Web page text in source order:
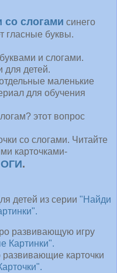
со слогами синего
гласные буквы.
и слогами.
для детей.
маленькие
для обучения
этот вопрос
со слогами. Читайте
карточками-
.
детей из серии "Найди
развивающую игру
Картинки".
карточки